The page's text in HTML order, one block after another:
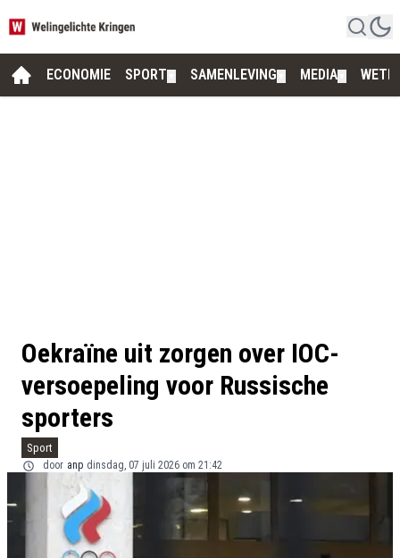
ECONOMIE SPORT SAMENLEVING MEDIA
Oekraïne uit zorgen over IOC-
versoepeling voor Russische
sporters
Sport
door anp dinsdag, 07 juli 2026 om 21:42